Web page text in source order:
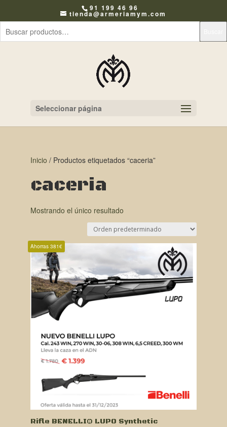
91 199 46 96
tienda@armeriamym.com
Seleccionar página
Inicio / Productos etiquetados “caceria”
caceria
Mostrando el único resultado
Ahorras 381€
Rifle BENELLI® LUPO Synthetic